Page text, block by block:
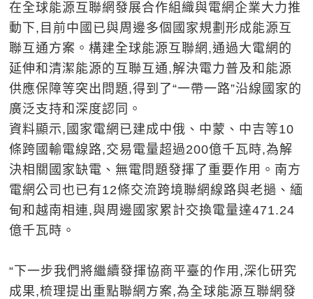
在全球能源互聯網發展合作組織與電網企業大力推
動下,目前中國已與周邊多個國家規劃形成能源互
聯互通方案。構建全球能源互聯網,通過大電網的
延伸和清潔能源的互聯互通,解決電力普及和能源
供應保障等突出問題,得到了“一帶一路”沿線國家的
廣泛支持和深度認同。
資料顯示,國家電網已建成中俄、中蒙、中吉等10
條跨國輸電線路,交易電量超過200億千瓦時,為解
決相關國家缺電、無電問題發揮了重要作用。南方
電網公司也已有12條交流跨境聯網線路與老撾、緬
甸和越南相連,與周邊國家累計交換電量達471.24
億千瓦時。
“下一步我們將繼續發揮協商平臺的作用,深化研究
成果,梳理提出重點聯網方案,為全球能源互聯網發